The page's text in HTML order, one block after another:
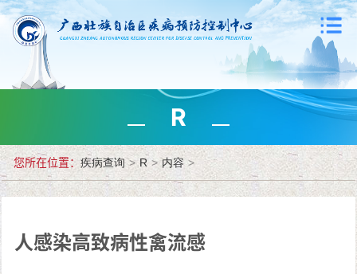
R
您所在位置：疾病查询 > R > 内容 >
人感染高致病性禽流感